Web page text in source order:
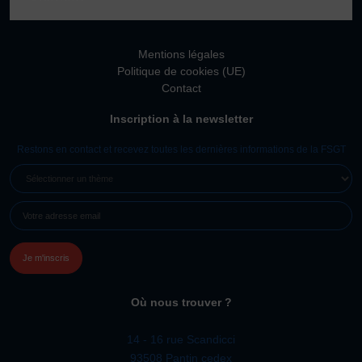
Vivicittà
Réaffiliation
Prise de licence
JE SOUHAITE TROUVER UN COMITÉ
JE SOUHAITE ADHÉRER
Affiliation
Honorabilité
Certificat Médical
Mentions légales
Politique de cookies (UE)
Contact
Inscription à la newsletter
Restons en contact et recevez toutes les dernières informations de la FSGT
UN
(NÉCESSAIRE)
MAIL
Où nous trouver ?
14 - 16 rue Scandicci
93508 Pantin cedex